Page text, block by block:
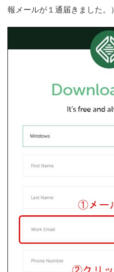
報メールが１通届きました。）